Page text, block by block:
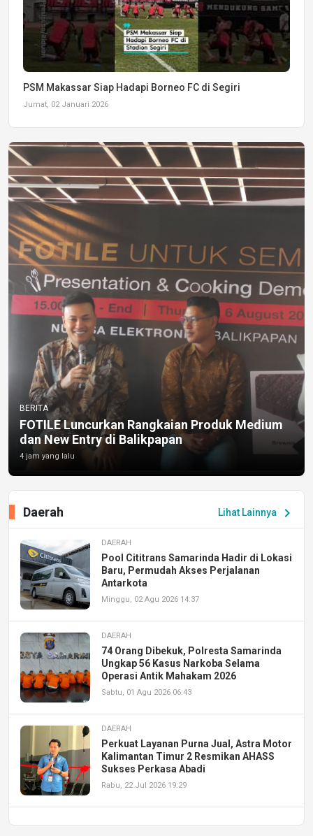
PSM Makassar Siap Hadapi Borneo FC di Segiri
Jumat, 02 Januari 2026
BERITA
FOTILE Luncurkan Rangkaian Produk Medium
dan New Entry di Balikpapan
4 jam yang lalu
Lihat Lainnya chevron_right
Daerah
DAERAH
Pool Cititrans Samarinda Hadir di Lokasi
Baru, Permudah Akses Perjalanan
Antarkota
Minggu, 02 Agu 2026 14:37
DAERAH
74 Orang Dibekuk, Polresta Samarinda
Ungkap 56 Kasus Narkoba Selama
Operasi Antik Mahakam 2026
Sabtu, 01 Agu 2026 06:43
DAERAH
Perkuat Layanan Purna Jual, Astra Motor
Kalimantan Timur 2 Resmikan AHASS
Sukses Perkasa Abadi
Rabu, 22 Jul 2026 19:29